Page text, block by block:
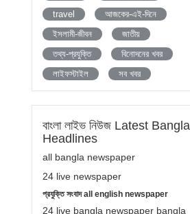
travel
আজকের-এই-দিনে
ইসলামী-জীবন
জাতীয়
তথ্য-প্রযুক্তি
বিনোদনের খবর
লাইফস্টাইল
সব খবর
বাংলা লাইভ নিউজ Latest Bangla
Headlines
all bangla newspaper
24 live newspaper
প্রযুক্তি সংবাদ all english newspaper
24 live bangla newspaper bangla